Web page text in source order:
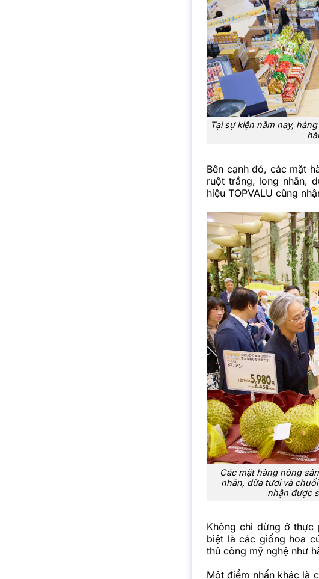
Tại sự kiện năm nay,
Bên cạnh đó, các mặt
ruột trắng, long nhãn,
hiệu TOPVALU cũng
Các mặt hàng nông
nhãn, dừa tươi và
nhận được
Không chỉ dừng ở thực
biệt là các giống hoa
thủ công mỹ nghệ như
Một điểm nhấn khác là